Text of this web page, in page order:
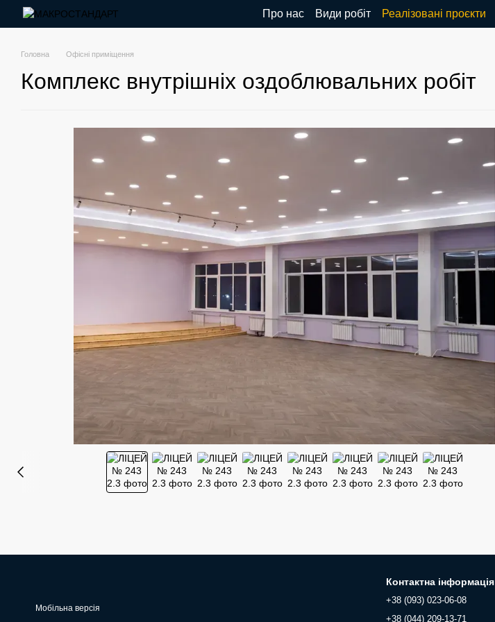
Перейти до основного контенту Про нас Види робіт Реалізовані проєкти
Головна Офісні приміщення
Комплекс внутрішніх оздоблювальних робіт
Мобільна версія
Контактна інформація
+38 (093) 023-06-08
+38 (044) 209-13-71